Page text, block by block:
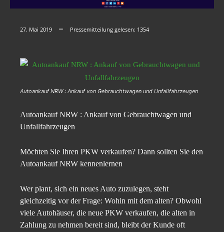
27. Mai 2019 Pressemitteilung gelesen: 1354
Autoankauf NRW : Ankauf von Gebrauchtwagen und Unfallfahrzeugen
Autoankauf NRW : Ankauf von Gebrauchtwagen und
Unfallfahrzeugen
Möchten Sie Ihren PKW verkaufen? Dann sollten Sie den
Autoankauf NRW kennenlernen
Wer plant, sich ein neues Auto zuzulegen, steht
gleichzeitig vor der Frage: Wohin mit dem alten? Obwohl
viele Autohäuser, die neue PKW verkaufen, die alten in
Zahlung zu nehmen bereit sind, bleibt der Kunde oft